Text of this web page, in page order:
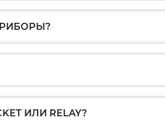
ИЛИ RELAY?